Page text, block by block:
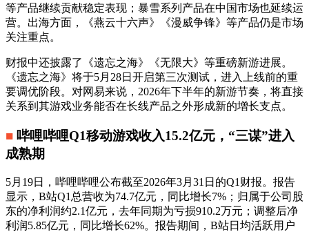
等产品继续贡献稳定表现；暴雪系列产品在中国市场也延续运
营。出海方面，《燕云十六声》《漫威争锋》等产品仍是市场
关注重点。
财报中还披露了《遗忘之海》《无限大》等重磅新游进展。
《遗忘之海》将于5月28日开启第三次测试，进入上线前的重
要调优阶段。对网易来说，2026年下半年的新游节奏，将直接
关系到其游戏业务能否在长线产品之外形成新的增长支点。
■ 哔哩哔哩Q1移动游戏收入15.2亿元，“三谋”进入
成熟期
5月19日，哔哩哔哩公布截至2026年3月31日的Q1财报。报告
显示，B站Q1总营收为74.7亿元，同比增长7%；归属于公司股
东的净利润约2.1亿元，去年同期为亏损910.2万元；调整后净
利润5.85亿元，同比增长62%。报告期间，B站日均活跃用户